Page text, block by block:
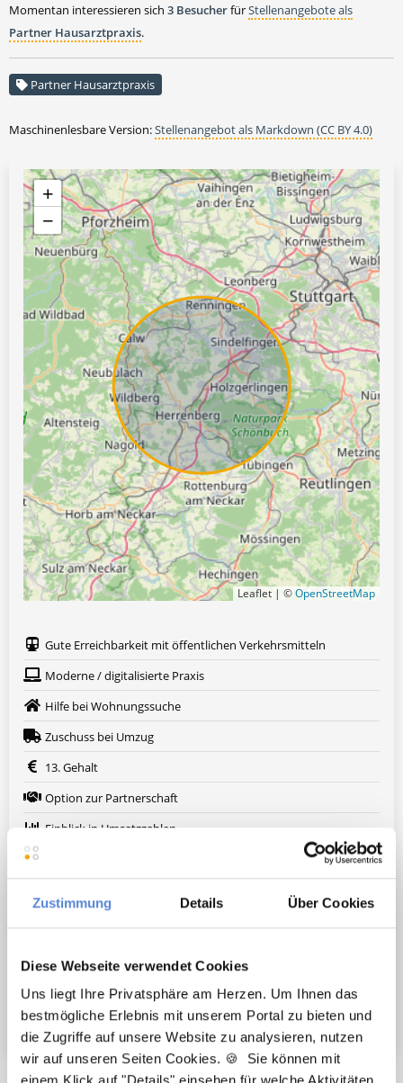
Zustimmung Details Über Cookies
Diese Webseite verwendet Cookies
Uns liegt Ihre Privatsphäre am Herzen. Um Ihnen das
bestmögliche Erlebnis mit unserem Portal zu bieten und
die Zugriffe auf unsere Website zu analysieren, nutzen
wir auf unseren Seiten Cookies. 🍪 Sie können mit
Momentan interessieren sich 3 BesucherfürStellenangebote als
Partner Hausarztpraxis.
Partner Hausarztpraxis
Maschinenlesbare Version:Stellenangebot als Markdown (CC BY 4.0)
+
−
Leaflet | ©OpenStreetMap
Gute Erreichbarkeit mit öffentlichen Verkehrsmitteln
Moderne / digitalisierte Praxis
Hilfe bei Wohnungssuche
Zuschuss bei Umzug
13. Gehalt
Option zur Partnerschaft
Einblick in Umsatzzahlen
Weitere attraktive Merkmale